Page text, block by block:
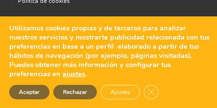
Utilizamos cookies propias y de terceros para analizar
nuestros servicios y mostrarte publicidad relacionada con tus
preferencias en base a un perfil elaborado a partir de tus
hábitos de navegación (por ejemplo, páginas visitadas).
Puedes obtener más información y configurar tus
preferencias en ajustes.
Aceptar Rechazar Ajustes Cerrar el banner de